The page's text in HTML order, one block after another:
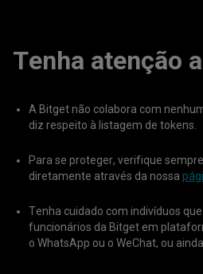
Tenha atenção
A Bitget não colabora com
diz respeito à listagem de tokens.
Para se proteger, verifique
diretamente através da nossa
Tenha cuidado com indivíduos
funcionários da Bitget em
o WhatsApp ou o WeChat, ou